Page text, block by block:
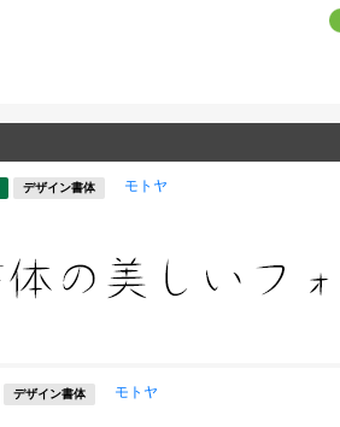
デザイン書体 モトヤ
デザイン書体 モトヤ